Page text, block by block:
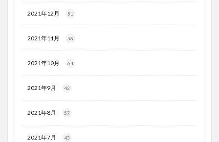
2021年12月 51
2021年11月 58
2021年10月 64
2021年9月 42
2021年8月 57
2021年7月 43